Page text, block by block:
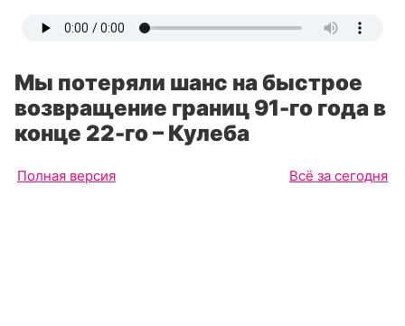
Мы потеряли шанс на быстрое
возвращение границ 91-го года в
конце 22-го – Кулеба
Полная версия Всё за сегодня